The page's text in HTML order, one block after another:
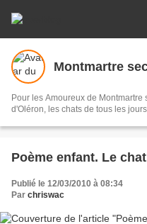
Montmartre
Pour les Amoureux de
d'Oléron, les chats de tous les
Poème enfant. Le
Publié le 12/03/2010 à 08:34
Par chriswac